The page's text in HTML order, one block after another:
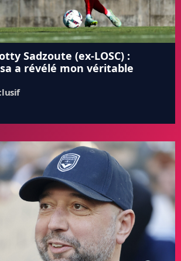
Sadzoute (ex-LOSC) :
a révélé mon véritable